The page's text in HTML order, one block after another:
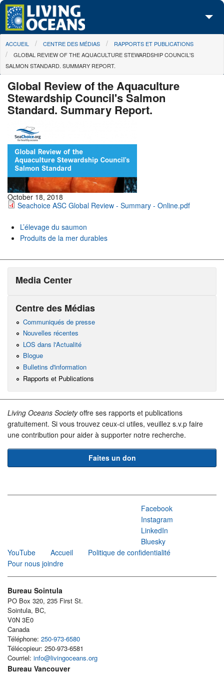
Skip to main content
À propos de nous
Nos campagnes
Centre des Médias
Les Cartes
Passez à l'action
You are here
ACCUEIL CENTRE DES MÉDIAS
RAPPORTS ET PUBLICATIONS
GLOBAL REVIEW OF THE AQUACULTURE STEWARDSHIP COUNCIL'S
SALMON STANDARD. SUMMARY REPORT.
Global Review of the Aquaculture
Stewardship Council's Salmon
Standard. Summary Report.
October 18, 2018
Seachoice ASC Global Review - Summary - Online.pdf
L’élevage du saumon
Produits de la mer durables
Media Center
Centre des Médias
Communiqués de presse
Nouvelles récentes
LOS dans l'Actualité
Blogue
Bulletins d'information
Rapports et Publications
Living Oceans Societyoffre ses rapports et publications
gratuitement. Si vous trouvez ceux-ci utiles, veuillez s.v.p faire
une contribution pour aider à supporter notre recherche.
Faites un don
Facebook
Instagram
LinkedIn
Bluesky
YouTube
Accueil
Politique de confidentialité
Pour nous joindre
Bureau Sointula
PO Box 320, 235 First St.
Sointula, BC,
V0N 3E0
Canada
Téléphone: 250-973-6580
Télécopieur: 250-973-6581
Courriel: info@livingoceans.org
Bureau Vancouver